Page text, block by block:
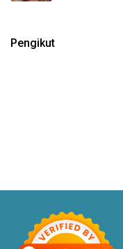
Pengikut